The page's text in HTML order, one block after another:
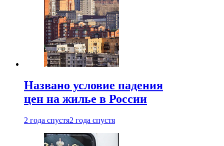
Названо условие падения
цен на жилье в России
2 года спустя2 года спустя